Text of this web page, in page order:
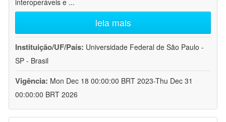
interoperáveis e ...
leia mais
Instituição/UF/País: Universidade Federal de São Paulo -
SP - Brasil
Vigência: Mon Dec 18 00:00:00 BRT 2023-Thu Dec 31
00:00:00 BRT 2026